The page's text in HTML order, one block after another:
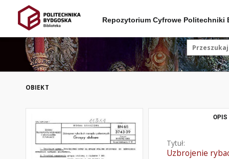
Repozytorium Cyfrowe Politechniki
OBIEKT
OPIS
Tytuł:
Uzbrojenie